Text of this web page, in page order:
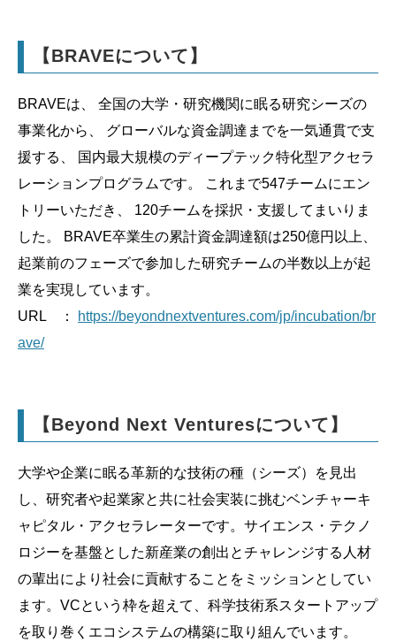
【BRAVEについて】
BRAVEは、 全国の大学・研究機関に眠る研究シーズの
事業化から、 グローバルな資金調達までを一気通貫で支
援する、 国内最大規模のディープテック特化型アクセラ
レーションプログラムです。 これまで547チームにエン
トリーいただき、 120チームを採択・支援してまいりま
した。 BRAVE卒業生の累計資金調達額は250億円以上、
起業前のフェーズで参加した研究チームの半数以上が起
業を実現しています。
URL ：
https://beyondnextventures.com/jp/incubation/br
ave/
【Beyond Next Venturesについて】
大学や企業に眠る革新的な技術の種（シーズ）を見出
し、研究者や起業家と共に社会実装に挑むベンチャーキ
ャピタル・アクセラレーターです。サイエンス・テクノ
ロジーを基盤とした新産業の創出とチャレンジする人材
の輩出により社会に貢献することをミッションとしてい
ます。VCという枠を超えて、科学技術系スタートアップ
を取り巻くエコシステムの構築に取り組んでいます。